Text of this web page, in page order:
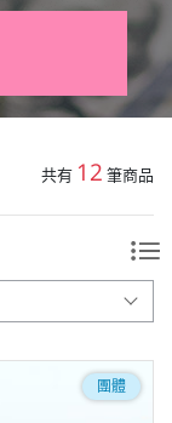
共有 12 筆商品
團體